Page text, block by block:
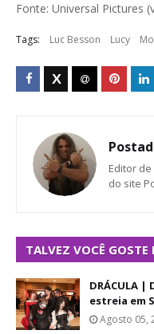
Fonte: Universal Pictures
Tags: Luc Besson Lucy
Editor
do site
TALVEZ VOCÊ
DRÁCULA
estreia em
Agosto 05,